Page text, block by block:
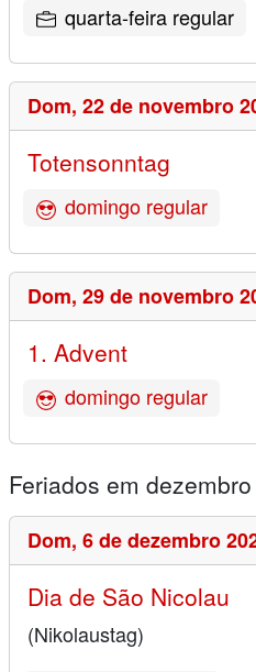
quarta-feira regular
Dom, 22 de novembro
Totensonntag
domingo regular
Dom, 29 de novembro
1. Advent
domingo regular
Feriados em
Dom, 6 de dezembro
Dia de São Nicolau
(Nikolaustag)